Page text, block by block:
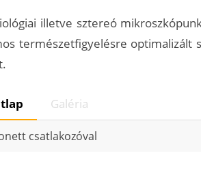
illetve sztereó
természetfigyelésre optimalizált
Galéria
csatlakozóval